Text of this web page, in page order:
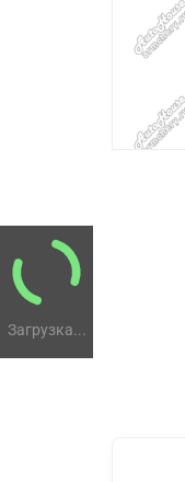
Загрузка...